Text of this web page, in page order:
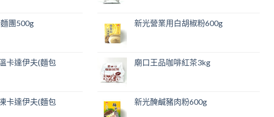
團500g
卡達伊夫(麵包
卡達伊夫(麵包
新光營業用白胡椒粉600g
廟口王品咖啡紅茶3kg
新光醃鹹豬肉粉600g